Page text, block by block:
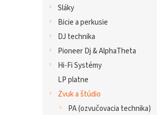
Sláky
Bicie a perkusie
DJ technika
Pioneer Dj & AlphaTheta
Hi-Fi Systémy
LP platne
Zvuk a štúdio
PA (ozvučovacia technika)